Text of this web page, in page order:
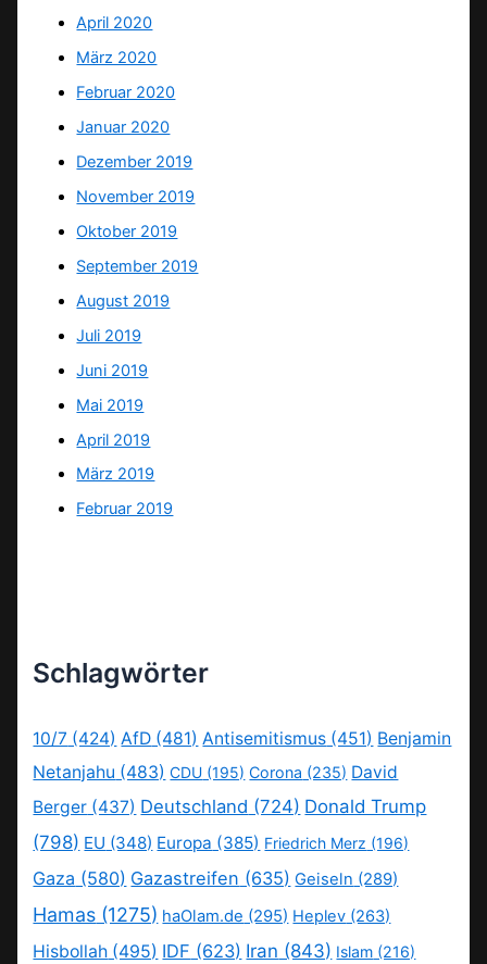
April 2020
März 2020
Februar 2020
Januar 2020
Dezember 2019
November 2019
Oktober 2019
September 2019
August 2019
Juli 2019
Juni 2019
Mai 2019
April 2019
März 2019
Februar 2019
Schlagwörter
10/7 (424) AfD (481) Antisemitismus (451) Benjamin
Netanjahu (483) CDU (195) Corona (235) David
Berger (437) Deutschland (724) Donald Trump
(798) EU (348) Europa (385) Friedrich Merz (196)
Gaza (580) Gazastreifen (635) Geiseln (289)
Hamas (1275) haOlam.de (295) Heplev (263)
Hisbollah (495) IDF (623) Iran (843) Islam (216)